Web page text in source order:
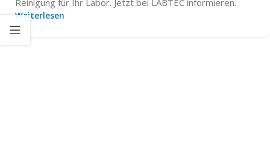
Reinigung für Ihr Labor. Jetzt bei LABTEC informieren.
Weiterlesen